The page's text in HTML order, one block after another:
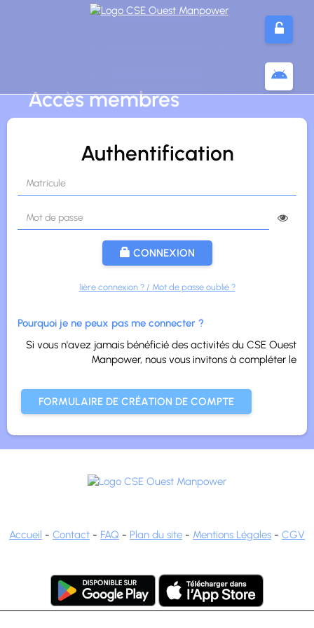
Accès membres
Authentification
CONNEXION
1ière connexion ? / Mot de passe oublié ?
Pourquoi je ne peux pas me connecter ?
Si vous n'avez jamais bénéficié des activités du CSE Ouest
Manpower, nous vous invitons à compléter le
FORMULAIRE DE CRÉATION DE COMPTE
Accueil - Contact - FAQ - Plan du site - Mentions Légales - CGV
Panneau de gestion des cookies